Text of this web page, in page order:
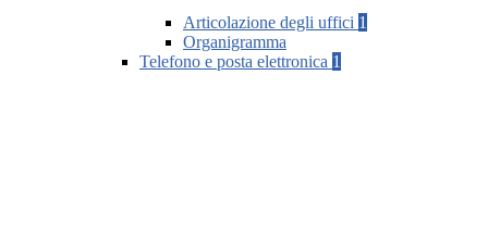
Articolazione degli uffici 1
Organigramma
Telefono e posta elettronica 1